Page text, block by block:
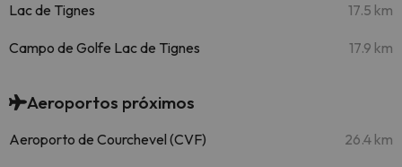
Lac de Tignes 17.5 km
Campo de Golfe Lac de Tignes 17.9 km
Aeroportos próximos
Aeroporto de Courchevel (CVF) 26.4 km